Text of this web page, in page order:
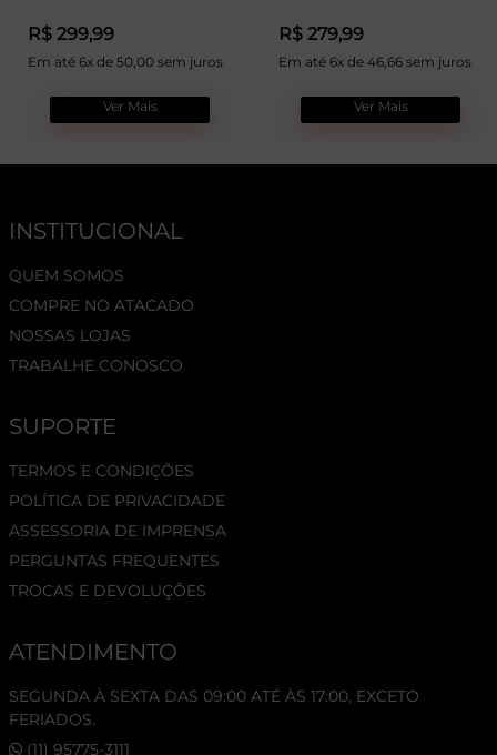
R$ 299,99
Em até 6x de 50,00 sem juros
Ver Mais
R$ 279,99
Em até 6x de 46,66 sem juros
Ver Mais
INSTITUCIONAL
QUEM SOMOS
COMPRE NO ATACADO
NOSSAS LOJAS
TRABALHE CONOSCO
SUPORTE
TERMOS E CONDIÇÕES
POLÍTICA DE PRIVACIDADE
ASSESSORIA DE IMPRENSA
PERGUNTAS FREQUENTES
TROCAS E DEVOLUÇÕES
ATENDIMENTO
SEGUNDA À SEXTA DAS 09:00 ATÉ ÀS 17:00, EXCETO
FERIADOS.
(11) 95775-3111